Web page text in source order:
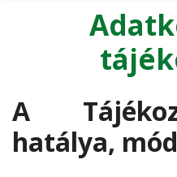
A
hatálya,